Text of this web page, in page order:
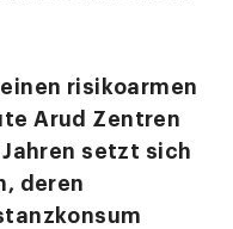
risikoarmen
Arud Zentren
setzt sich
deren